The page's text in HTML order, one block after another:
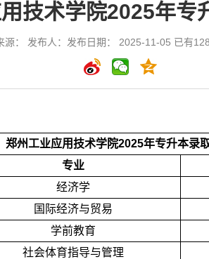
技术学院2025年专
源： 发布人：发布日期： 2025-11-05 已有
郑州工业应用技术学院2025年专升本录
专业
经济学
国际经济与贸易
学前教育
社会体育指导与管理